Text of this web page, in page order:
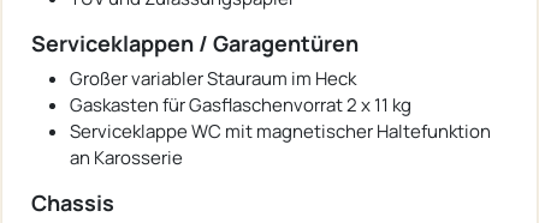
Serviceklappen / Garagentüren
Großer variabler Stauraum im Heck
Gaskasten für Gasflaschenvorrat 2 x 11 kg
Serviceklappe WC mit magnetischer Haltefunktion
an Karosserie
Chassis